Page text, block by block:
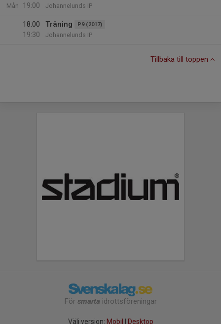
Mån
19:00
Johannelunds IP
18:00
19:30
Träning P9 (2017)
Johannelunds IP
Tillbaka till toppen
För smarta idrottsföreningar
Välj version: Mobil Desktop